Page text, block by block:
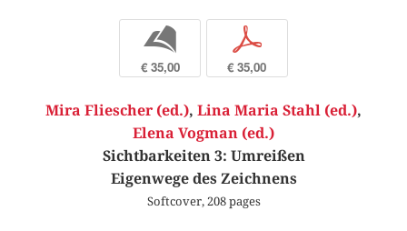
b
€ 35,00
p
€ 35,00
Mira Fliescher (ed.), Lina Maria Stahl (ed.),
Elena Vogman (ed.)
Sichtbarkeiten 3: Umreißen
Eigenwege des Zeichnens
Softcover, 208 pages